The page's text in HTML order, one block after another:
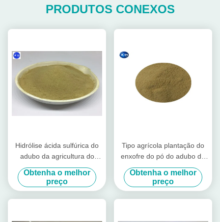
PRODUTOS CONEXOS
Hidrólise ácida sulfúrica do
adubo da agricultura do
ácido aminado sem cloro
para colheitas de Tabacco
Obtenha o melhor
preço
Tipo agrícola plantação do
enxofre do pó do adubo do
ácido aminado de Tabacco
Obtenha o melhor
preço